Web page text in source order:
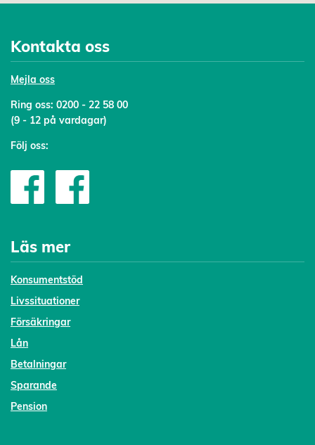
Kontakta oss
Mejla oss
Ring oss: 0200 - 22 58 00
(9 - 12 på vardagar)
Följ oss:
Läs mer
Konsumentstöd
Livssituationer
Försäkringar
Lån
Betalningar
Sparande
Pension